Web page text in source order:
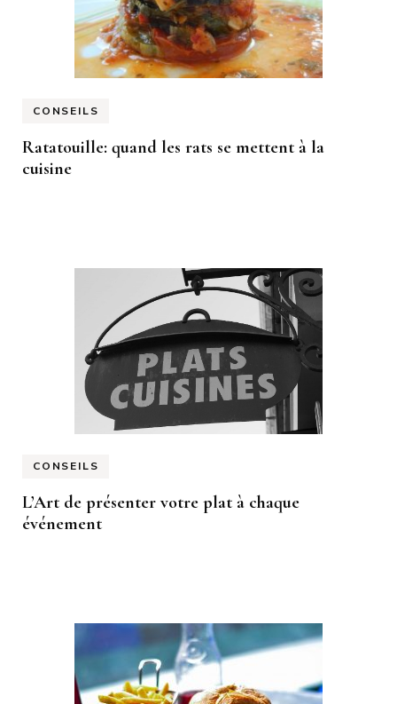
CONSEILS
Ratatouille: quand les rats se mettent à la
cuisine
CONSEILS
L’Art de présenter votre plat à chaque
événement